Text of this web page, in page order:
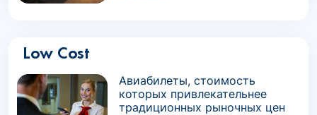
Low Cost
Авиабилеты, стоимость
которых привлекательнее
традиционных рыночных цен